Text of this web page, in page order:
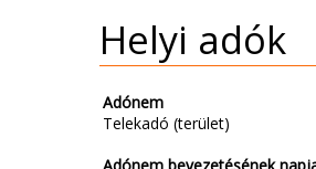
Helyi adók
Adónem
Telekadó (terület)